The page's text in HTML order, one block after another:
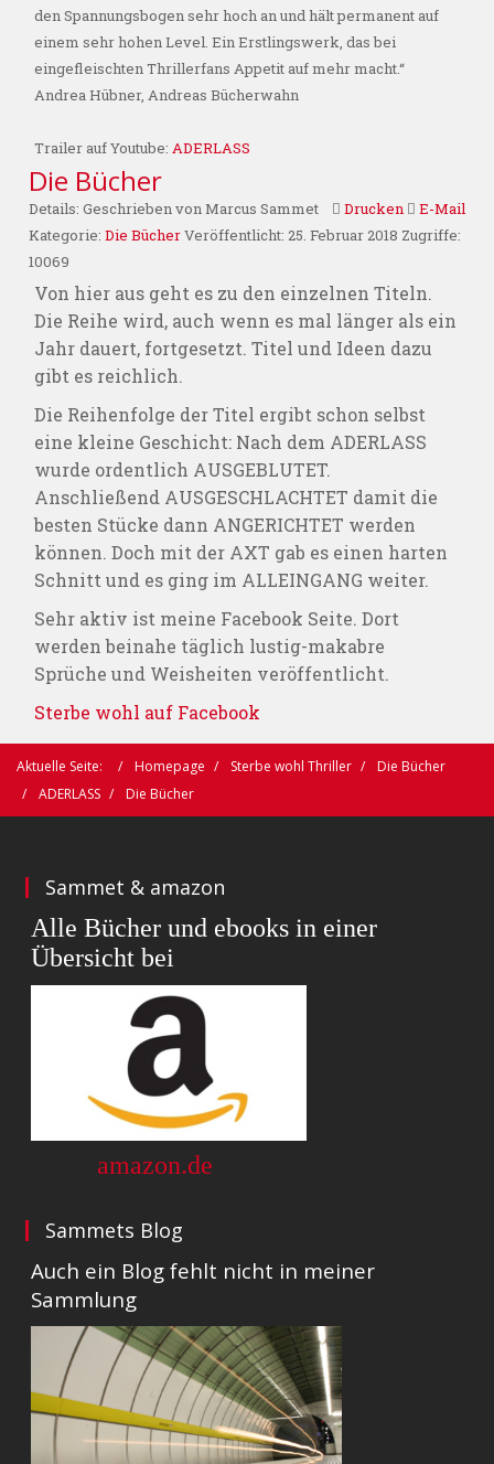
den Spannungsbogen sehr hoch an und hält permanent auf
einem sehr hohen Level. Ein Erstlingswerk, das bei
eingefleischten Thrillerfans Appetit auf mehr macht.“
Andrea Hübner, Andreas Bücherwahn
Trailer auf Youtube: ADERLASS
Die Bücher
Drucken E-Mail
Details: Geschrieben vonMarcus Sammet
Kategorie: Die BücherVeröffentlicht: 25. Februar 2018 Zugriffe:
10069
Von hier aus geht es zu den einzelnen Titeln.
Die Reihe wird, auch wenn es mal länger als ein
Jahr dauert, fortgesetzt. Titel und Ideen dazu
gibt es reichlich.
Die Reihenfolge der Titel ergibt schon selbst
eine kleine Geschicht: Nach dem ADERLASS
wurde ordentlich AUSGEBLUTET.
Anschließend AUSGESCHLACHTET damit die
besten Stücke dann ANGERICHTET werden
können. Doch mit der AXT gab es einen harten
Schnitt und es ging im ALLEINGANG weiter.
Sehr aktiv ist meine Facebook Seite. Dort
werden beinahe täglich lustig-makabre
Sprüche und Weisheiten veröffentlicht.
Sterbe wohl auf Facebook
Aktuelle Seite: Homepage Sterbe wohl Thriller
Die Bücher
ADERLASS
Die Bücher
Sammet & amazon
Alle Bücher und ebooks in einer
Übersicht bei
amazon.de
Sammets Blog
Auch ein Blog fehlt nicht in meiner
Sammlung